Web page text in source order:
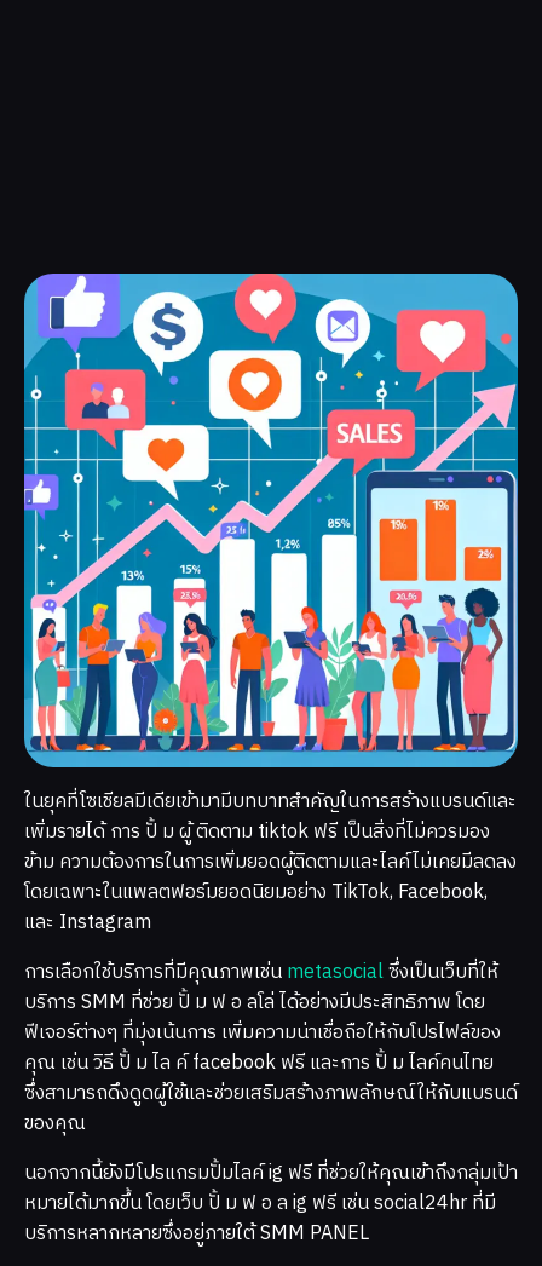
ในยุคที่โซเชียลมีเดียเข้ามามีบทบาทสำคัญในการสร้างแบรนด์และ
เพิ่มรายได้ การ ปั้ ม ผู้ ติดตาม tiktok ฟรี เป็นสิ่งที่ไม่ควรมอง
ข้าม ความต้องการในการเพิ่มยอดผู้ติดตามและไลค์ไม่เคยมีลดลง
โดยเฉพาะในแพลตฟอร์มยอดนิยมอย่าง TikTok, Facebook,
และ Instagram
การเลือกใช้บริการที่มีคุณภาพเช่นmetasocialซึ่งเป็นเว็บที่ให้
บริการ SMM ที่ช่วย ปั้ ม ฟ อ ลโล่ ได้อย่างมีประสิทธิภาพ โดย
ฟีเจอร์ต่างๆ ที่มุ่งเน้นการ เพิ่มความน่าเชื่อถือให้กับโปรไฟล์ของ
คุณ เช่น วิธี ปั้ ม ไล ค์ facebook ฟรี และการ ปั้ ม ไลค์คนไทย
ซึ่งสามารถดึงดูดผู้ใช้และช่วยเสริมสร้างภาพลักษณ์ให้กับแบรนด์
ของคุณ
นอกจากนี้ยังมีโปรแกรมปั้มไลค์ ig ฟรี ที่ช่วยให้คุณเข้าถึงกลุ่มเป้า
หมายได้มากขึ้น โดยเว็บ ปั้ ม ฟ อ ล ig ฟรี เช่น social24hr ที่มี
บริการหลากหลายซึ่งอยู่ภายใต้ SMM PANEL